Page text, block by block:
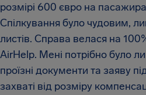
розмірі 600 євро на
Спілкування було чудовим,
листів. Справа велася на
AirHelp. Мені потрібно було
проїзні документи та заяву
захваті від розміру